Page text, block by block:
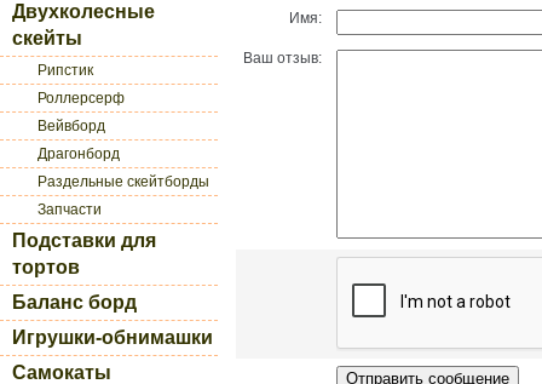
Двухколесные
скейты
Рипстик
Роллерсерф
Вейвборд
Драгонборд
Раздельные скейтборды
Запчасти
Подставки для
тортов
Баланс борд
Игрушки-обнимашки
Самокаты
Имя:
Ваш отзыв: